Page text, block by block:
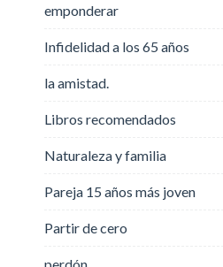
emponderar
Infidelidad a los 65 años
la amistad.
Libros recomendados
Naturaleza y familia
Pareja 15 años más joven
Partir de cero